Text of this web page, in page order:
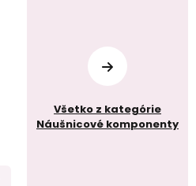
Všetko z kategórie
Náušnicové komponenty